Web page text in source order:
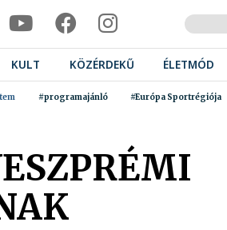
KULT KÖZÉRDEKŰ ÉLETMÓD
#programajánló #Európa Sportrégiója